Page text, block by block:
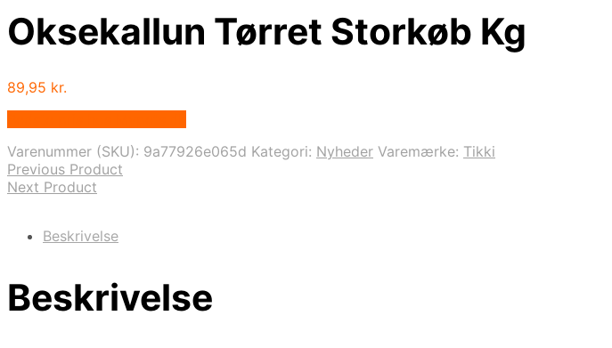
Oksekallun Tørret Storkøb Kg
89,95 kr.
Varenummer (SKU): 9a77926e065d Kategori: Nyheder Varemærke: Tikki
Previous Product
Next Product
Beskrivelse
Beskrivelse